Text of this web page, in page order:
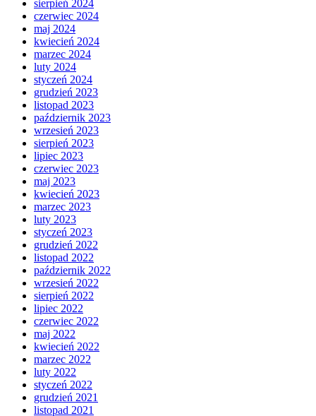
sierpień 2024
czerwiec 2024
maj 2024
kwiecień 2024
marzec 2024
luty 2024
styczeń 2024
grudzień 2023
listopad 2023
październik 2023
wrzesień 2023
sierpień 2023
lipiec 2023
czerwiec 2023
maj 2023
kwiecień 2023
marzec 2023
luty 2023
styczeń 2023
grudzień 2022
listopad 2022
październik 2022
wrzesień 2022
sierpień 2022
lipiec 2022
czerwiec 2022
maj 2022
kwiecień 2022
marzec 2022
luty 2022
styczeń 2022
grudzień 2021
listopad 2021